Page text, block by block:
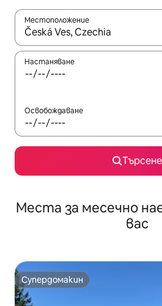
Местоположение
Когато резултатите се
Настаняване
Освобождаване
Търсене
Места за месечно
вас
Супердомакин
Супердомакин